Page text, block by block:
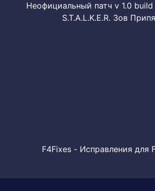
Неофициальный патч v 1.0 build
S.T.A.L.K.E.R. Зов
F4Fixes - Исправления для